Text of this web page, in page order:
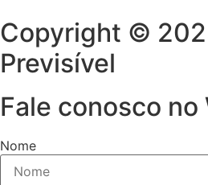
Copyright ©
Previsível
Fale conosco
Nome